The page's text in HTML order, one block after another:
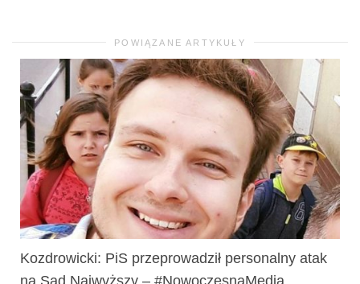
POWIĄZANE ARTYKUŁY
Kozdrowicki: PiS przeprowadził personalny atak